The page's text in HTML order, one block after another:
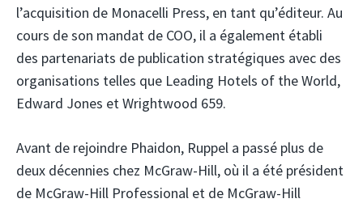
l’acquisition de Monacelli Press, en tant qu’éditeur. Au
cours de son mandat de COO, il a également établi
des partenariats de publication stratégiques avec des
organisations telles que Leading Hotels of the World,
Edward Jones et Wrightwood 659.
Avant de rejoindre Phaidon, Ruppel a passé plus de
deux décennies chez McGraw-Hill, où il a été président
de McGraw-Hill Professional et de McGraw-Hill